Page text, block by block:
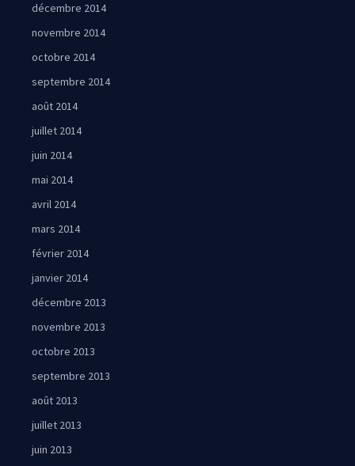
décembre 2014
novembre 2014
octobre 2014
septembre 2014
août 2014
juillet 2014
juin 2014
mai 2014
avril 2014
mars 2014
février 2014
janvier 2014
décembre 2013
novembre 2013
octobre 2013
septembre 2013
août 2013
juillet 2013
juin 2013